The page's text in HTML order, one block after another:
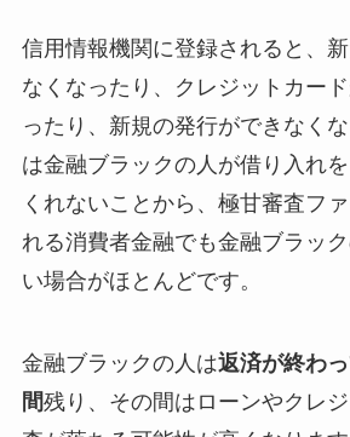
信用情報機関に登録されると、
なくなったり、クレジットカー
ったり、新規の発行ができなく
は金融ブラックの人が借り入れ
くれないことから、極甘審査フ
れる消費者金融でも金融ブラッ
い場合がほとんどです。
金融ブラックの人は返済が終わ
間残り、その間はローンやクレ